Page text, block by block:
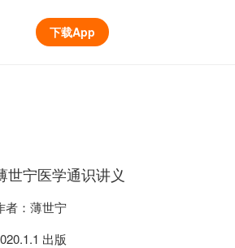
下载App
世宁医学通识讲义
者：薄世宁
出版